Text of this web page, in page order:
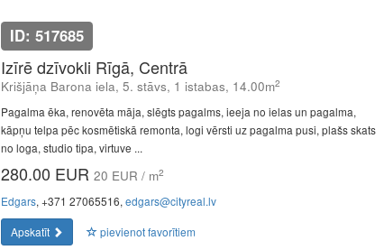
ID: 517685
Izīrē dzīvokli Rīgā, Centrā
Krišjāņa Barona iela, 5. stāvs, 1 istabas, 14.00m2
Pagalma ēka, renovēta māja, slēgts pagalms, ieeja no ielas un pagalma,
kāpņu telpa pēc kosmētiskā remonta, logi vērsti uz pagalma pusi, plašs skats
no loga, studio tipa, virtuve ...
280.00 EUR 20 EUR / m2
Edgars, +371 27065516, edgars@cityreal.lv
Apskatīt
pievienot favorītiem